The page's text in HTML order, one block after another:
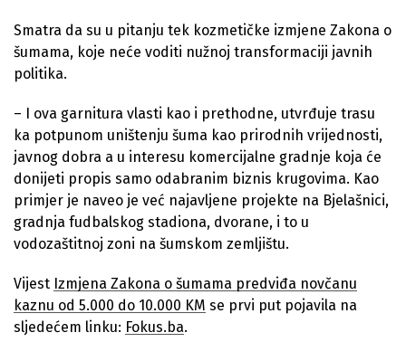
Smatra da su u pitanju tek kozmetičke izmjene Zakona o
šumama, koje neće voditi nužnoj transformaciji javnih
politika.
– I ova garnitura vlasti kao i prethodne, utvrđuje trasu
ka potpunom uništenju šuma kao prirodnih vrijednosti,
javnog dobra a u interesu komercijalne gradnje koja će
donijeti propis samo odabranim biznis krugovima. Kao
primjer je naveo je već najavljene projekte na Bjelašnici,
gradnja fudbalskog stadiona, dvorane, i to u
vodozaštitnoj zoni na šumskom zemljištu.
Vijest Izmjena Zakona o šumama predviđa novčanu
kaznu od 5.000 do 10.000 KM se prvi put pojavila na
sljedećem linku: Fokus.ba.